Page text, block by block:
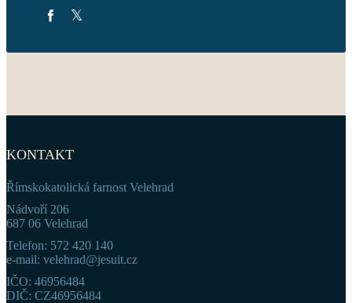
KONTAKT
Římskokatolická farnost Velehrad
Nádvoří 206
687 06 Velehrad
Telefon: 572 420 140
e-mail: velehrad@jesuit.cz
IČO: 46956484
DIČ: CZ46956484